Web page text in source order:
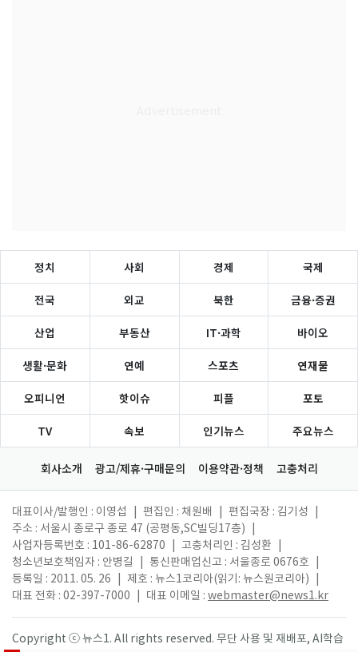
정치 사회 경제 국제
전국 외교 북한 금융·증권
산업 부동산 IT·과학 바이오
생활·문화 연예 스포츠 연재물
오피니언 핫이슈 피플 포토
TV 속보 인기뉴스 주요뉴스
회사소개 광고/제휴·구매문의 이용약관·정책 고충처리
대표이사/발행인 : 이영섭 편집인 : 채원배 편집국장 : 김기성
주소 : 서울시 종로구 종로 47 (공평동,SC빌딩17층)
사업자등록번호 : 101-86-62870
고충처리인 : 김성환
청소년보호책임자 : 안병길
통신판매업신고 : 서울종로 0676호
등록일 : 2011. 05. 26
제호 : 뉴스1코리아(읽기: 뉴스원코리아)
대표 전화 : 02-397-7000
대표 이메일 : webmaster@news1.kr
Copyright ⓒ 뉴스1. All rights reserved. 무단 사용 및 재배포, AI학습